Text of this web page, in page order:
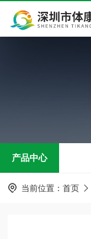
产品中心
当前位置： 首页